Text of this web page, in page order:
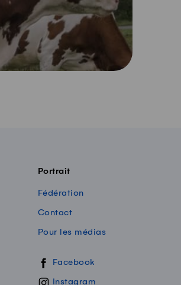
Portrait
Fédération
Contact
Pour les médias
Swissmilk sur les réseaux sociaux
Facebook
Instagram